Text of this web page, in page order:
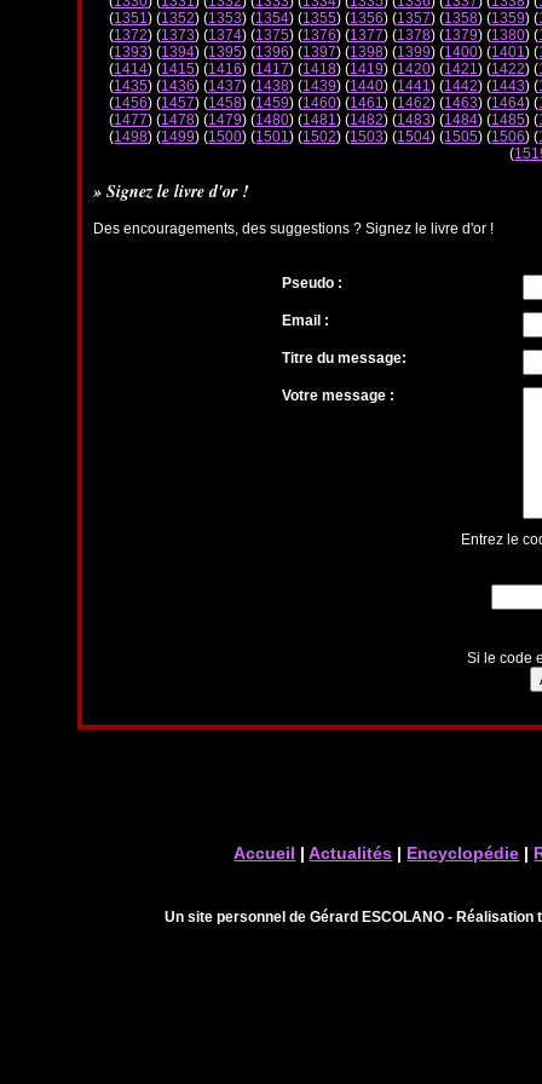
(1351) (1352) (1353) (1354) (1355) (1356) (1357) (1358) (1359) (
(1372) (1373) (1374) (1375) (1376) (1377) (1378) (1379) (1380) (
(1393) (1394) (1395) (1396) (1397) (1398) (1399) (1400) (1401) (
(1414) (1415) (1416) (1417) (1418) (1419) (1420) (1421) (1422) (
(1435) (1436) (1437) (1438) (1439) (1440) (1441) (1442) (1443) (
(1456) (1457) (1458) (1459) (1460) (1461) (1462) (1463) (1464) (
(1477) (1478) (1479) (1480) (1481) (1482) (1483) (1484) (1485) (
(1498) (1499) (1500) (1501) (1502) (1503) (1504) (1505) (1506) (
(
» Signez le livre d'or !
Des encouragements, des suggestions ? Signez le livre d'or !
Pseudo :
Email :
Titre du message:
Votre message :
Entrez le
Si le code
Accueil |Actualités | Encyclopédie |
Un site personnel de Gérard ESCOLANO -